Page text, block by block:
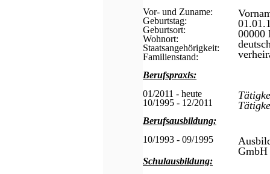
Vor- und Zuname:
Geburtstag:
Geburtsort:
Wohnort:
Staatsangehörigkeit:
Familienstand:
00000
Berufspraxis:
01/2011 - heute
10/1995 - 12/2011
Berufsausbildung:
10/1993 - 09/1995
GmbH
Schulausbildung: